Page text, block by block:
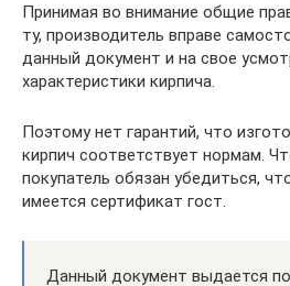
Принимая во внимание общие
ту, производитель вправе
данный документ и на свое
характеристики кирпича.
Поэтому нет гарантий, что
кирпич соответствует нормам.
покупатель обязан убедиться,
имеется сертификат гост.
Данный документ выдается